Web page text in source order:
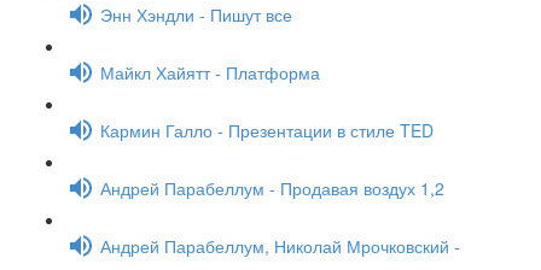
Энн Хэндли - Пишут все
Майкл Хайятт - Платформа
Кармин Галло - Презентации в стиле TED
Андрей Парабеллум - Продавая воздух 1,2
Андрей Парабеллум, Николай Мрочковский -